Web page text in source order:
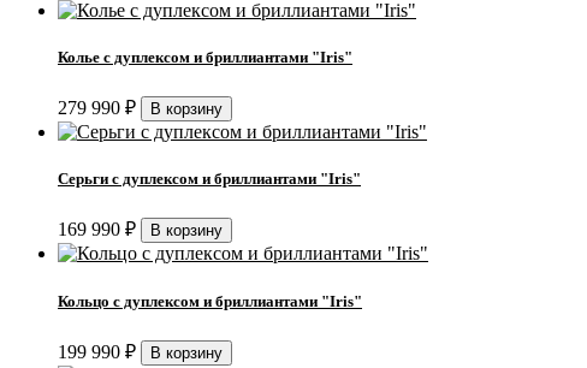
Колье с дуплексом и бриллиантами "Iris"
279 990 ₽
Серьги с дуплексом и бриллиантами "Iris"
169 990 ₽
Кольцо с дуплексом и бриллиантами "Iris"
199 990 ₽